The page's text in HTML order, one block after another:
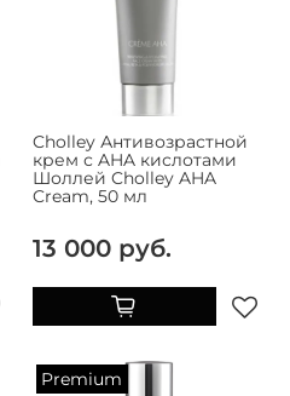
Cholley Антивозрастной
крем с AHA кислотами
Шоллей Cholley AHA
Cream, 50 мл
13 000 руб.
Premium